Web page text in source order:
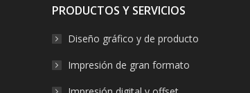
PRODUCTOS Y SERVICIOS
Diseño gráfico y de producto
Impresión de gran formato